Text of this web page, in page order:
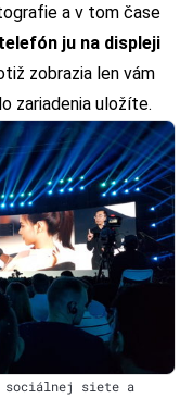
a v tom čase
telefón ju na displeji
zobrazia len vám
zariadenia uložíte.
sociálnej siete a